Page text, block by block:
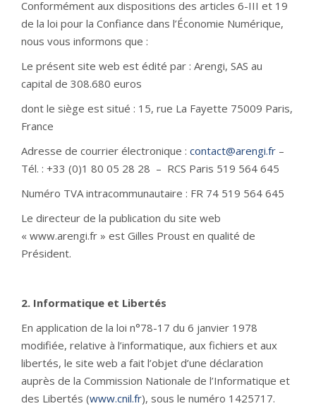
Conformément aux dispositions des articles 6-III et 19
de la loi pour la Confiance dans l’Économie Numérique,
nous vous informons que :
Le présent site web est édité par : Arengi, SAS au
capital de 308.680 euros
dont le siège est situé : 15, rue La Fayette 75009 Paris,
France
Adresse de courrier électronique : contact@arengi.fr –
Tél. : +33 (0)1 80 05 28 28 – RCS Paris 519 564 645
Numéro TVA intracommunautaire : FR 74 519 564 645
Le directeur de la publication du site web
« www.arengi.fr » est Gilles Proust en qualité de
Président.
2. Informatique et Libertés
En application de la loi n°78-17 du 6 janvier 1978
modifiée, relative à l’informatique, aux fichiers et aux
libertés, le site web a fait l’objet d’une déclaration
auprès de la Commission Nationale de l’Informatique et
des Libertés (www.cnil.fr), sous le numéro 1425717.